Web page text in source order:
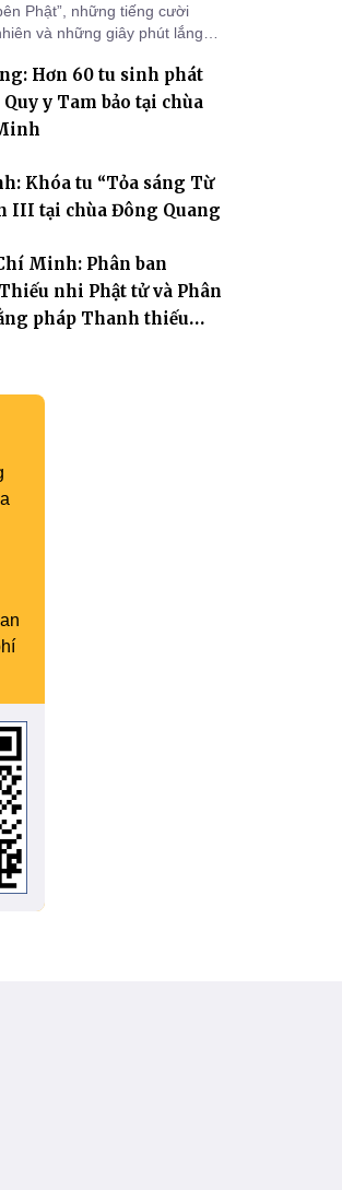
Phật”, những tiếng cười
và những giây phút lắng
tỉnh Đồng Tháp). Những
đã trở thành hành trang quý
thiện l
Hơn 60 tu sinh phát
y Tam bảo tại chùa
Khóa tu “Tỏa sáng Từ
III tại chùa Đông Quang
Minh: Phân ban
nhi Phật tử và Phân
pháp Thanh thiếu